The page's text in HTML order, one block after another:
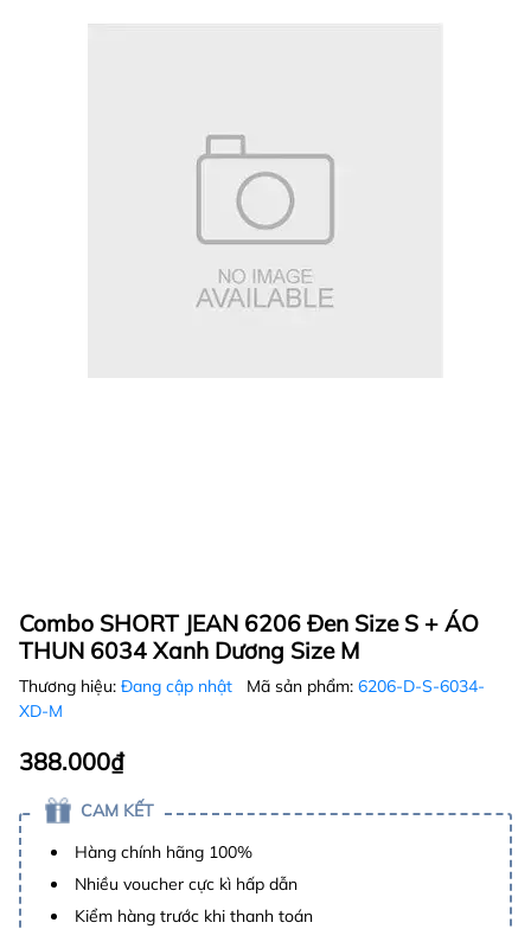
Combo SHORT JEAN 6206 Đen Size S + ÁO
THUN 6034 Xanh Dương Size M
Thương hiệu: Đang cập nhật Mã sản phẩm: 6206-D-S-6034-
XD-M
388.000₫
CAM KẾT
Hàng chính hãng 100%
Nhiều voucher cực kì hấp dẫn
Kiểm hàng trước khi thanh toán